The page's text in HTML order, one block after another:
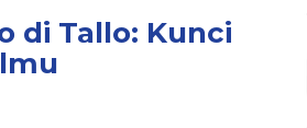
di Tallo: Kunci